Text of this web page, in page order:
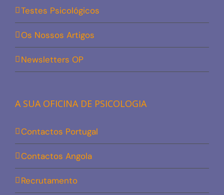
Testes Psicológicos
Os Nossos Artigos
Newsletters OP
A SUA OFICINA DE PSICOLOGIA
Contactos Portugal
Contactos Angola
Recrutamento